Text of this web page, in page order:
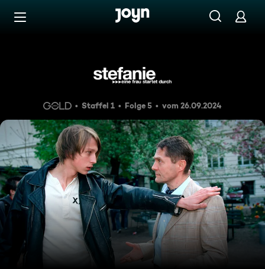
Zum Inhalt springen
Rache
Staffel 1 Folge 5 vom 26.09.2024